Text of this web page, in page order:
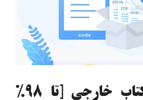
خرید pdf کتاب خارجی [تا 98%